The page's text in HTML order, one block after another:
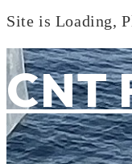
Site is Loading,
to
content
CNT